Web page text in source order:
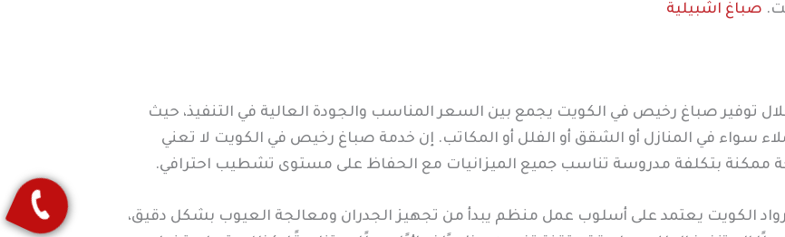
صباغ اشبيلية
توفير صباغ رخيص في الكويت يجمع بين السعر المناسب والجودة العالية في التنفيذ، حيث
سواء في المنازل أو الشقق أو الفلل أو المكاتب. إن خدمة صباغ رخيص في الكويت لا تعني
ممكنة بتكلفة مدروسة تناسب جميع الميزانيات مع الحفاظ على مستوى تشطيب احترافي.
الكويت يعتمد على أسلوب عمل منظم يبدأ من تجهيز الجدران ومعالجة العيوب بشكل دقيق،